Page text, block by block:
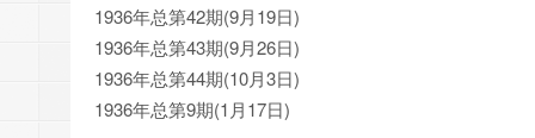
1936年总第42期(9月19日)
1936年总第43期(9月26日)
1936年总第44期(10月3日)
1936年总第9期(1月17日)